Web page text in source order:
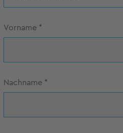
Vorname *
Nachname *